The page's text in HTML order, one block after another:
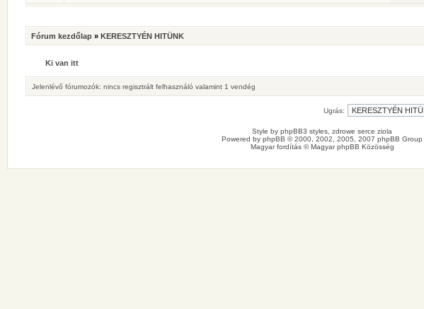
Fórum kezdőlap » KERESZTYÉN HITÜNK
Ki van itt
Jelenlévő fórumozók: nincs regisztrált felhasználó valamint 1 vendég
Ugrás:
Style by phpBB3 styles , zdrowe serce ziola
Powered by phpBB © 2000, 2002, 2005, 2007 phpBB Group
Magyar fordítás ©Magyar phpBB Közösség